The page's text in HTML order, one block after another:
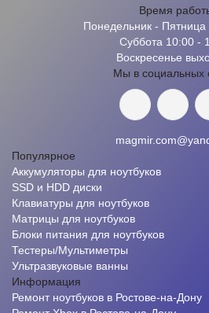
Время
Понедельник -
Суббота 10:00 -
Воскресенье
Мы в социальных
Популярное
Аккумуляторы для ноутбуков
SSD и HDD диски
Клавиатуры для ноутбуков
Матрицы для ноутбуков
Блоки питания для ноутбуков
Тестеры/Мультиметры
Ультразвуковые ванны
Информация
Ремонт ноутбуков в Ростове-на-Дону